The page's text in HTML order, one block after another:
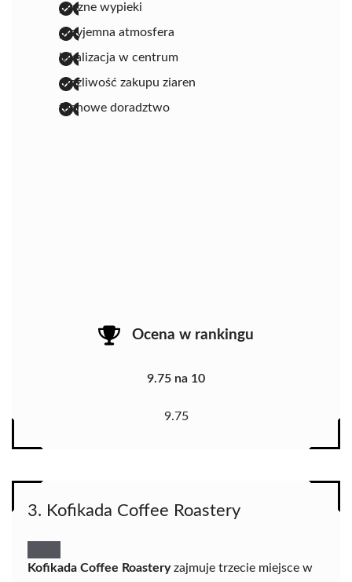
pyszne wypieki
przyjemna atmosfera
lokalizacja w centrum
możliwość zakupu ziaren
fachowe doradztwo
Ocena w rankingu
9.75 na 10
9.75
3. Kofikada Coffee Roastery
Kofikada Coffee Roasteryzajmuje trzecie miejsce w